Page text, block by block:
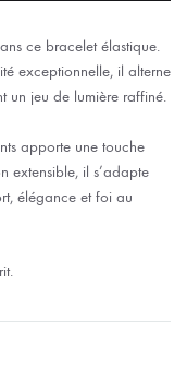
ce bracelet élastique.
exceptionnelle, il alterne
un jeu de lumière raffiné.
apporte une touche
extensible, il s’adapte
élégance et foi au